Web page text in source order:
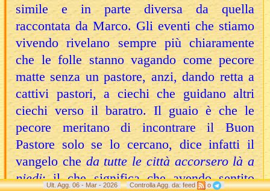
simile e in parte diversa da quella
raccontata da Marco. Gli eventi che stiamo
vivendo rivelano sempre più chiaramente
che le folle stanno vagando come pecore
matte senza un pastore, anzi, dando retta a
cattivi pastori, a ciechi che guidano altri
ciechi verso il baratro. Il guaio è che le
pecore meritano di incontrare il Buon
Pastore solo se lo cercano, dice infatti il
vangelo cheda tutte le città accorsero là a
piedi; il che significa che avendo sentito
Ult. Agg. 06 - Mar - 2026 Controlla Agg. da: feed o